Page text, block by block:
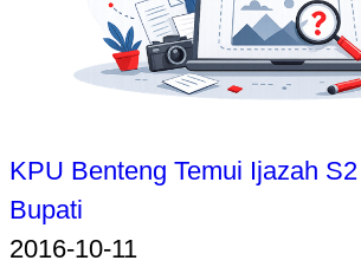
KPU Benteng Temui Ijazah
Bupati
2016-10-11